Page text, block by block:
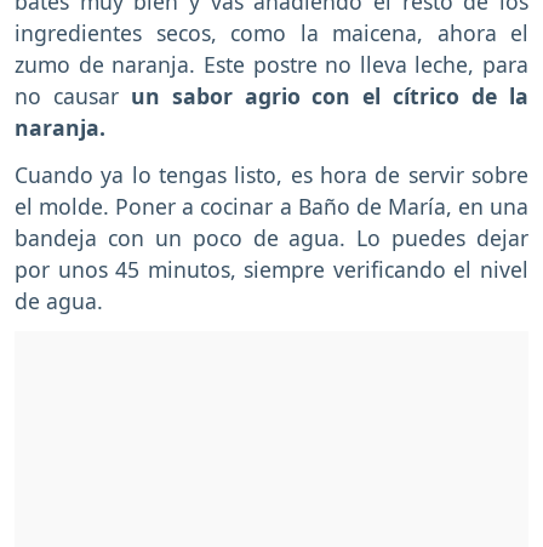
ingredientes secos, como la maicena, ahora el
zumo de naranja. Este postre no lleva leche, para
no causar un sabor agrio con el cítrico de la
naranja.
Cuando ya lo tengas listo, es hora de servir sobre
el molde. Poner a cocinar a Baño de María, en una
bandeja con un poco de agua. Lo puedes dejar
por unos 45 minutos, siempre verificando el nivel
de agua.